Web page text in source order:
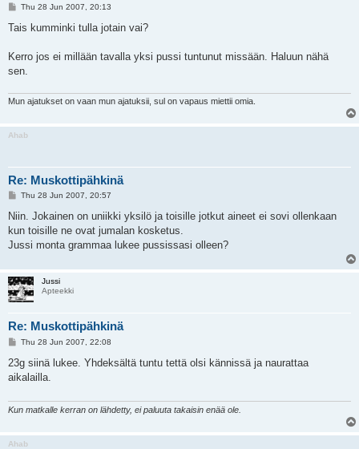
P
s
Thu 28 Jun 2007, 20:13
Tais kumminki tulla jotain vai?
Kerro jos ei millään tavalla yksi pussi tuntunut missään. Haluun nähä
sen.
Mun ajatukset on vaan mun ajatuksii, sul on vapaus miettii omia.
Ahab
Re: Muskottipähkinä
P
s
Thu 28 Jun 2007, 20:57
Niin. Jokainen on uniikki yksilö ja toisille jotkut aineet ei sovi ollenkaan
kun toisille ne ovat jumalan kosketus.
Jussi monta grammaa lukee pussissasi olleen?
Jussi
Apteekki
Re: Muskottipähkinä
P
s
Thu 28 Jun 2007, 22:08
23g siinä lukee. Yhdeksältä tuntu tettä olsi kännissä ja naurattaa
aikalailla.
Kun matkalle kerran on lähdetty, ei paluuta takaisin enää ole.
Ahab